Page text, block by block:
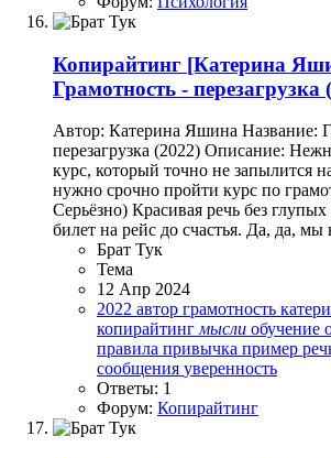
Копирайтинг [Катерина
Грамотность - перезагрузка
Автор: Катерина Яшина Название:
перезагрузка (2022) Описание:
курс, который точно не запылится
нужно срочно пройти курс по
Серьёзно) Красивая речь без
билет на рейс до счастья. Да, да, мы
Брат Тук
Тема
12 Апр 2024
2022 автор грамотность
копирайтинг мысли обучение
правила привычка пример
сообщения уверенность
Ответы: 1
Форум: Копирайтинг